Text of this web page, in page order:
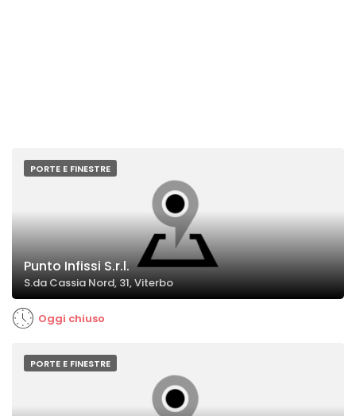
PORTE E FINESTRE
Punto Infissi S.r.l.
S.da Cassia Nord, 31, Viterbo
Oggi chiuso
PORTE E FINESTRE